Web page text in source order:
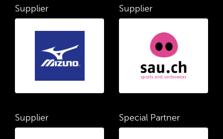
Supplier Supplier
Supplier Special Partner